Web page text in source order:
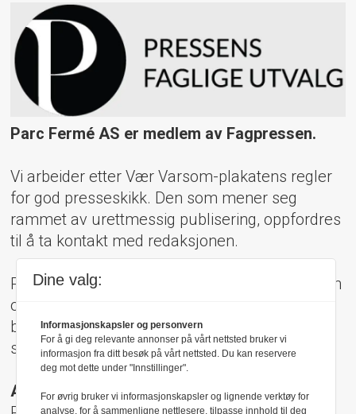
Parc Fermé AS er medlem av Fagpressen.
Vi arbeider etter Vær Varsom-plakatens regler
for god presseskikk. Den som mener seg
rammet av urettmessig publisering, oppfordres
til å ta kontakt med redaksjonen.
Pressens Faglige Utvalg (PFU) er et klageorgan
oppnevnt av Norsk Presseforbund som
behandler klager mot mediene i presseetiske
spørsmål.
Adresse:
Dine valg:
Informasjonskapsler og personvern
For å gi deg relevante annonser på vårt nettsted bruker vi
informasjon fra ditt besøk på vårt nettsted. Du kan reservere
deg mot dette under "Innstillinger".
For øvrig bruker vi informasjonskapsler og lignende verktøy for
analyse, for å sammenligne nettlesere, tilpasse innhold til deg